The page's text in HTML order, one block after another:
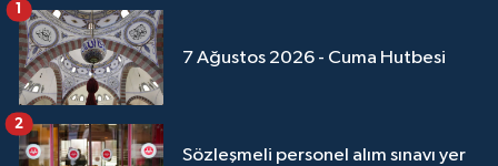
7 Ağustos 2026 - Cuma Hutbesi
1
Sözleşmeli personel alım sınavı yer
2